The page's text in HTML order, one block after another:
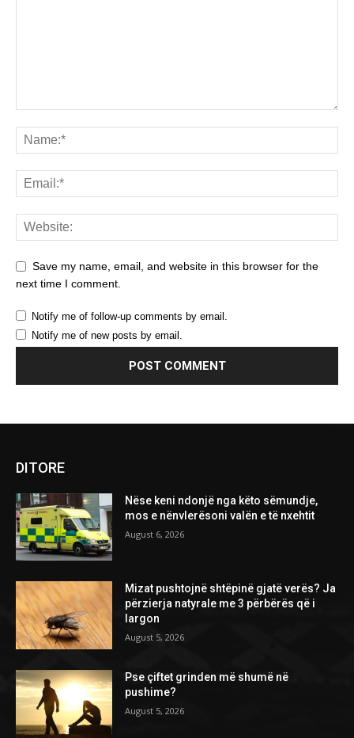
Save my name, email, and website in this browser for the
next time I comment.
Notify me of follow-up comments by email.
Notify me of new posts by email.
DITORE
Nëse keni ndonjë nga këto sëmundje,
mos e nënvlerësoni valën e të nxehtit
August 6, 2026
Mizat pushtojnë shtëpinë gjatë verës? Ja
përzierja natyrale me 3 përbërës që i
largon
August 5, 2026
Pse çiftet grinden më shumë në
pushime?
August 5, 2026